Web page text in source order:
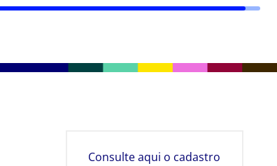
Consulte aqui o cadastro